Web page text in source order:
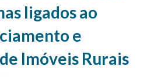
ligados ao
e
Imóveis Rurais